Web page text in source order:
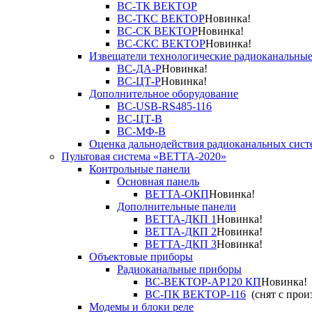
ВС-ТК ВЕКТОР
ВС-ТКС ВЕКТОРНовинка!
ВС-СК ВЕКТОРНовинка!
ВС-СКС ВЕКТОРНовинка!
Извещатели технологические радиоканальные
ВС-ДА-РНовинка!
ВС-ЦТ-РНовинка!
Дополнительное оборудование
ВС-USB-RS485-116
ВС-ЦТ-В
ВС-МФ-В
Оценка дальнодействия радиоканальных
Пультовая система «ВЕТТА-2020»
Контрольные панели
Основная панель
ВЕТТА-ОКПНовинка!
Дополнительные панели
ВЕТТА-ДКП 1Новинка!
ВЕТТА-ДКП 2Новинка!
ВЕТТА-ДКП 3Новинка!
Объектовые приборы
Радиоканальные приборы
ВС-ВЕКТОР-АР120 КПНовинка!
ВС-ПК ВЕКТОР-116 (снят с
Модемы и блоки реле